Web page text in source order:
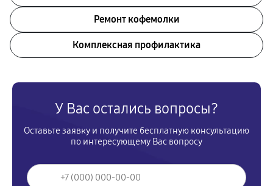
Ремонт кофемолки
Комплексная профилактика
У Вас остались вопросы?
Оставьте заявку и получите бесплатную консультацию
по интересующему Вас вопросу